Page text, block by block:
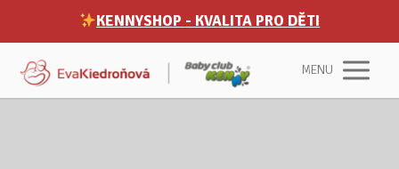
KENNYSHOP - KVALITA PRO DĚTI
MENU